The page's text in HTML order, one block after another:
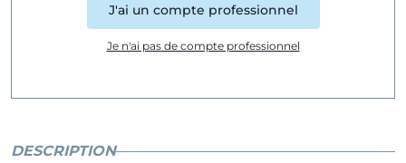
J'ai un compte professionnel
Je n'ai pas de compte professionnel
DESCRIPTION